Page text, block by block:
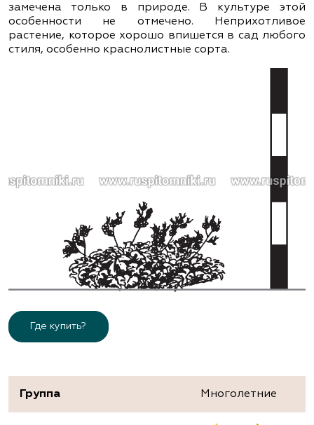
замечена только в природе. В культуре этой
особенности не отмечено. Неприхотливое
растение, которое хорошо впишется в сад любого
стиля, особенно краснолистные сорта.
Где купить?
Группа Многолетние